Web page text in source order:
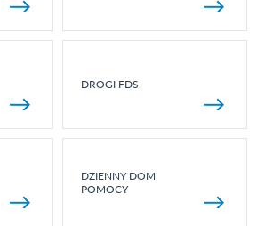
DROGI FDS
DZIENNY DOM
POMOCY